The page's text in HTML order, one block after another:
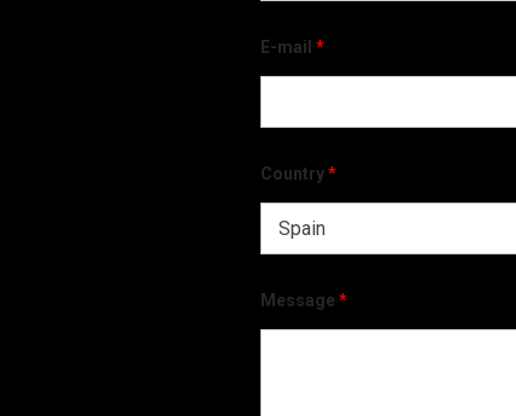
E-mail *
Country*
Message *